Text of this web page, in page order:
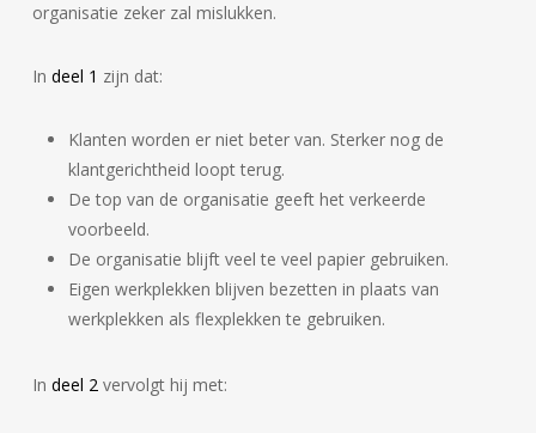
organisatie zeker zal mislukken.
In deel 1 zijn dat:
Klanten worden er niet beter van. Sterker nog de
klantgerichtheid loopt terug.
De top van de organisatie geeft het verkeerde
voorbeeld.
De organisatie blijft veel te veel papier gebruiken.
Eigen werkplekken blijven bezetten in plaats van
werkplekken als flexplekken te gebruiken.
In deel 2vervolgt hij met: